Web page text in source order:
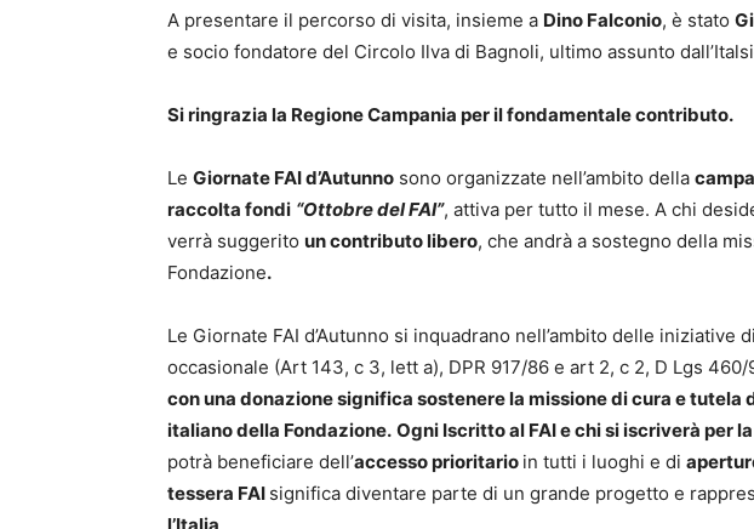
A presentare il percorso di visita, insieme a Dino Falconio, è stato
e socio fondatore del Circolo Ilva di Bagnoli, ultimo assunto
Si ringrazia la Regione Campania per il fondamentale contributo.
Le Giornate FAI d’Autunno sono organizzate nell’ambito della
raccolta fondi “Ottobre del FAI”, attiva per tutto il mese. A chi
verrà suggerito un contributo libero, che andrà a sostegno della
Fondazione.
Le Giornate FAI d’Autunno si inquadrano nell’ambito delle iniziative
occasionale (Art 143, c 3, lett a), DPR 917/86 e art 2, c 2, D Lgs 460/
con una donazione significa sostenere la missione di cura e tutela
italiano della Fondazione. Ogni Iscritto al FAI e chi si iscriverà per
potrà beneficiare dell’accesso prioritario in tutti i luoghi e di
tessera FAI significa diventare parte di un grande progetto e